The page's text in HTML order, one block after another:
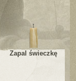
Zapal świeczkę